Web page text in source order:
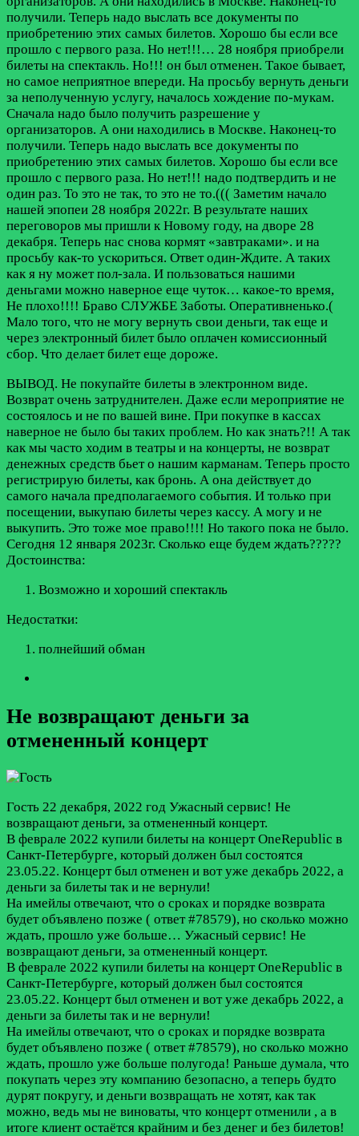
получили. Теперь надо выслать все документы по
приобретению этих самых билетов. Хорошо бы если все
прошло с первого раза. Но нет!!!… 28 ноября приобрели
билеты на спектакль. Но!!! он был отменен. Такое бывает,
но самое неприятное впереди. На просьбу вернуть деньги
за неполученную услугу, началось хождение по-мукам.
Сначала надо было получить разрешение у
организаторов. А они находились в Москве. Наконец-то
получили. Теперь надо выслать все документы по
приобретению этих самых билетов. Хорошо бы если все
прошло с первого раза. Но нет!!! надо подтвердить и не
один раз. То это не так, то это не то.((( Заметим начало
нашей эпопеи 28 ноября 2022г. В результате наших
переговоров мы пришли к Новому году, на дворе 28
декабря. Теперь нас снова кормят «завтраками». и на
просьбу как-то ускориться. Ответ один-Ждите. А таких
как я ну может пол-зала. И пользоваться нашими
деньгами можно наверное еще чуток… какое-то время,
Не плохо!!!! Браво СЛУЖБЕ Заботы. Оперативненько.(
Мало того, что не могу вернуть свои деньги, так еще и
через электронный билет было оплачен комиссионный
сбор. Что делает билет еще дороже.
ВЫВОД. Не покупайте билеты в электронном виде.
Возврат очень затруднителен. Даже если мероприятие не
состоялось и не по вашей вине. При покупке в кассах
наверное не было бы таких проблем. Но как знать?!! А так
как мы часто ходим в театры и на концерты, не возврат
денежных средств бьет о нашим карманам. Теперь просто
регистрирую билеты, как бронь. А она действует до
самого начала предполагаемого события. И только при
посещении, выкупаю билеты через кассу. А могу и не
выкупить. Это тоже мое право!!!! Но такого пока не было.
Сегодня 12 января 2023г. Сколько еще будем ждать?????
Достоинства:
Возможно и хороший спектакль
Недостатки:
полнейший обман
Не возвращают деньги за
отмененный концерт
Гость 22 декабря, 2022 год Ужасный сервис! Не
возвращают деньги, за отмененный концерт.
В феврале 2022 купили билеты на концерт OneRepublic в
Санкт-Петербурге, который должен был состоятся
23.05.22. Концерт был отменен и вот уже декабрь 2022, а
деньги за билеты так и не вернули!
На имейлы отвечают, что о сроках и порядке возврата
будет объявлено позже ( ответ #78579), но сколько можно
ждать, прошло уже больше… Ужасный сервис! Не
возвращают деньги, за отмененный концерт.
В феврале 2022 купили билеты на концерт OneRepublic в
Санкт-Петербурге, который должен был состоятся
23.05.22. Концерт был отменен и вот уже декабрь 2022, а
деньги за билеты так и не вернули!
На имейлы отвечают, что о сроках и порядке возврата
будет объявлено позже ( ответ #78579), но сколько можно
ждать, прошло уже больше полугода! Раньше думала, что
покупать через эту компанию безопасно, а теперь будто
дурят покругу, и деньги возвращать не хотят, как так
можно, ведь мы не виноваты, что концерт отменили , а в
итоге клиент остаётся крайним и без денег и без билетов!